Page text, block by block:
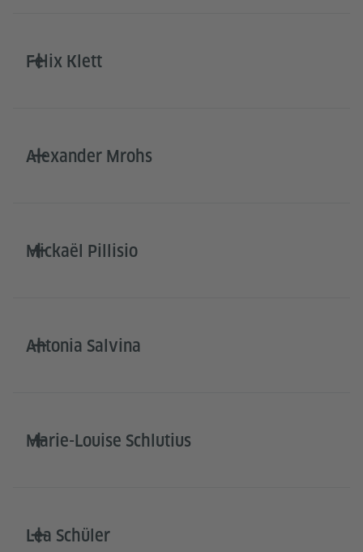
Felix Klett
Alexander Mrohs
Mickaël Pillisio
Antonia Salvina
Marie-Louise Schlutius
Lea Schüler